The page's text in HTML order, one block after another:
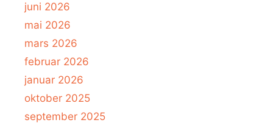
juni 2026
mai 2026
mars 2026
februar 2026
januar 2026
oktober 2025
september 2025